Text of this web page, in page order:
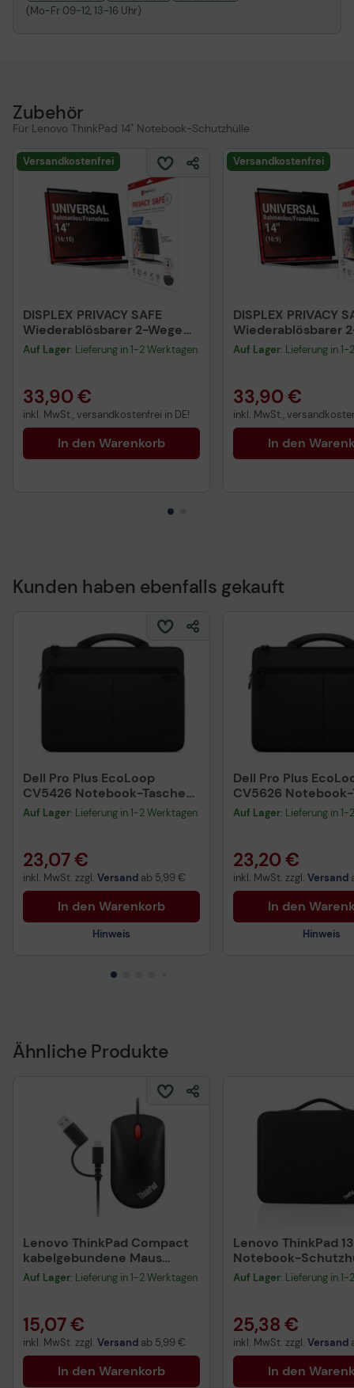
(Mo-Fr 09-12, 13-16 Uhr)
Zubehör
Für Lenovo ThinkPad 14" Notebook-Schutzhülle
Versandkostenfrei
DISPLEX PRIVACY SAFE
Wiederablösbarer 2-Wege
Blickschutzfilter für Laptop/
Notebook
(16:10)
Auf Lager: Lieferung in 1-2 Werktagen
33,90 €
inkl. MwSt., versandkostenfrei in DE!
In den Warenkorb
Versandkostenfrei
DISPLEX PRIVACY
Wiederablösbarer
Blickschutzfilter
Notebook
Auf Lager: Lieferung in
33,90 €
inkl. MwSt.,
In den
Kunden haben ebenfalls gekauft
Dell Pro Plus EcoLoop
CV5426 Notebook-Tasche
35,6 cm (14") Schwarz
Auf Lager: Lieferung in 1-2 Werktagen
23,07 €
inkl. MwSt. zzgl. Versand ab 5,99 €
In den Warenkorb
Hinweis
Dell Pro Plus
CV5626
40,6 cm (16")
Auf Lager: Lieferung in
23,20 €
inkl. MwSt. zzgl. Versand
In den
Hinweis
Ähnliche Produkte
Lenovo ThinkPad Compact
kabelgebundene Maus
schwarz
Auf Lager: Lieferung in 1-2 Werktagen
15,07 €
inkl. MwSt. zzgl. Versand ab 5,99 €
In den Warenkorb
Lenovo ThinkPad
Notebook-
Auf Lager: Lieferung in
25,38 €
inkl. MwSt. zzgl. Versand
In den